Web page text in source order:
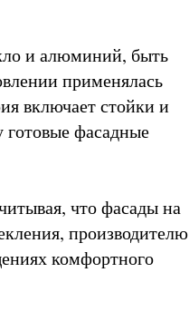
и алюминий, быть
применялась
включает стойки и
фасадные
что фасады на
производителю
комфортного